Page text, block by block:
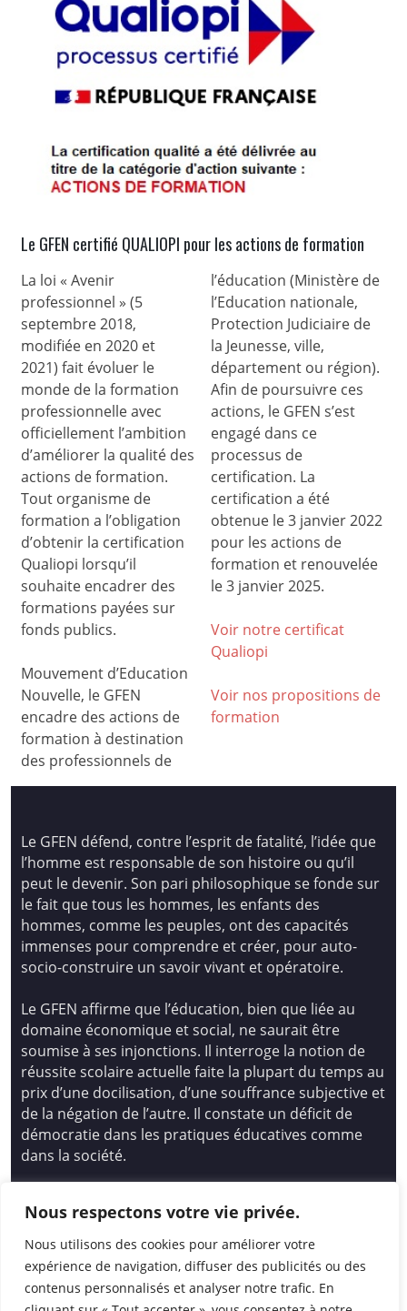
Nous respectons votre vie privée.
Nous utilisons des cookies pour améliorer votre
expérience de navigation, diffuser des publicités ou des
contenus personnalisés et analyser notre trafic. En
Le GFEN certifié QUALIOPI pour les actions de formation
La loi « Avenir
professionnel » (5
septembre 2018,
modifiée en 2020 et
2021) fait évoluer le
monde de la formation
professionnelle avec
officiellement l’ambition
d’améliorer la qualité des
actions de formation.
Tout organisme de
formation a l’obligation
d’obtenir la certification
Qualiopi lorsqu’il
souhaite encadrer des
formations payées sur
fonds publics.
Mouvement d’Education
Nouvelle, le GFEN
encadre des actions de
formation à destination
des professionnels de
l’éducation (Ministère de
l’Education nationale,
Protection Judiciaire de
la Jeunesse, ville,
département ou région).
Afin de poursuivre ces
actions, le GFEN s’est
engagé dans ce
processus de
certification. La
certification a été
obtenue le 3 janvier 2022
pour les actions de
formation et renouvelée
le 3 janvier 2025.
Voir notre certificat
Qualiopi
Voir nos propositions de
formation
Le GFEN défend, contre l’esprit de fatalité, l’idée que
l’homme est responsable de son histoire ou qu’il
peut le devenir. Son pari philosophique se fonde sur
le fait que tous les hommes, les enfants des
hommes, comme les peuples, ont des capacités
immenses pour comprendre et créer, pour auto-
socio-construire un savoir vivant et opératoire.
Le GFEN affirme que l’éducation, bien que liée au
domaine économique et social, ne saurait être
soumise à ses injonctions. Il interroge la notion de
réussite scolaire actuelle faite la plupart du temps au
prix d’une docilisation, d’une souffrance subjective et
de la négation de l’autre. Il constate un déficit de
démocratie dans les pratiques éducatives comme
dans la société.
Nouvelle
14 avenue Spinoza 94200 Ivry Sur Seine
01 46 72 53 17 – gfen@gfen.asso.fr